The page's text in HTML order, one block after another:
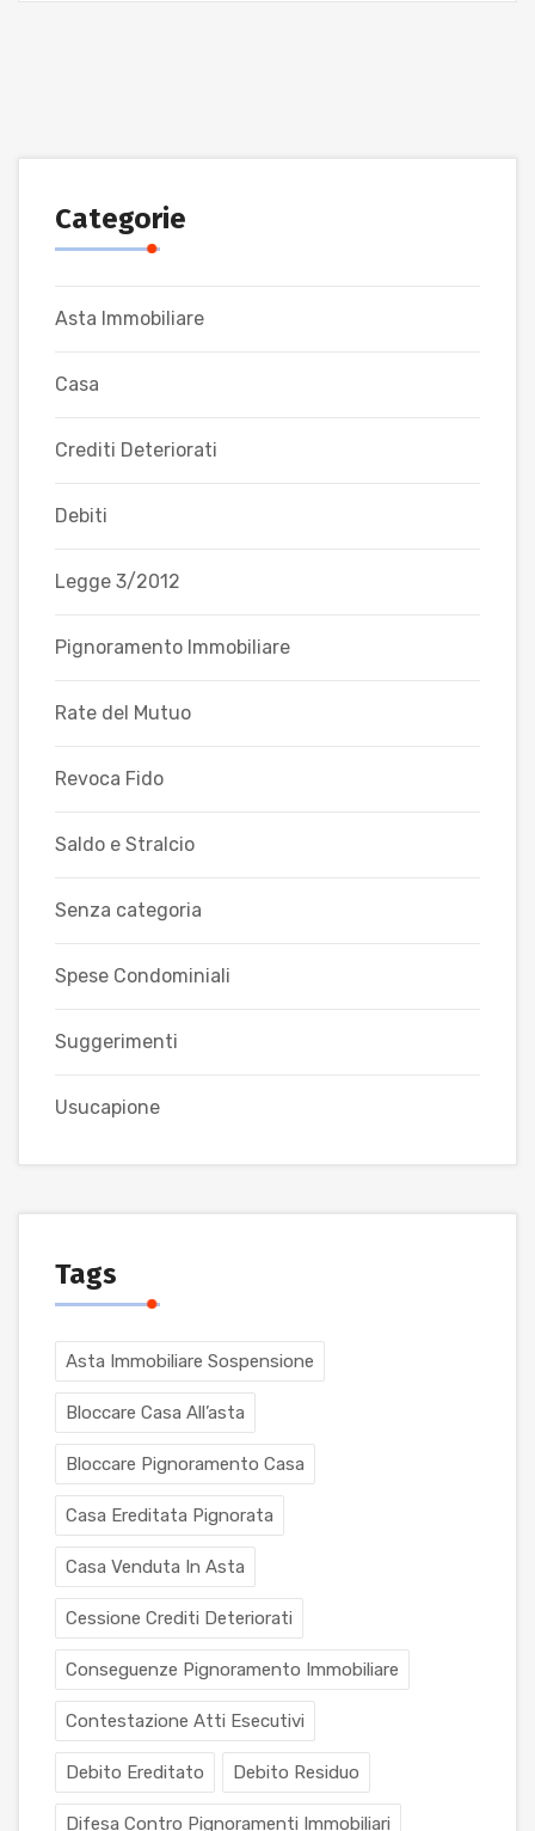
Categorie
Asta Immobiliare
Casa
Crediti Deteriorati
Debiti
Legge 3/2012
Pignoramento Immobiliare
Rate del Mutuo
Revoca Fido
Saldo e Stralcio
Senza categoria
Spese Condominiali
Suggerimenti
Usucapione
Tags
Asta Immobiliare Sospensione
Bloccare Casa All’asta
Bloccare Pignoramento Casa
Casa Ereditata Pignorata
Casa Venduta In Asta
Cessione Crediti Deteriorati
Conseguenze Pignoramento Immobiliare
Contestazione Atti Esecutivi
Debito Ereditato Debito Residuo
Difesa Contro Pignoramenti Immobiliari